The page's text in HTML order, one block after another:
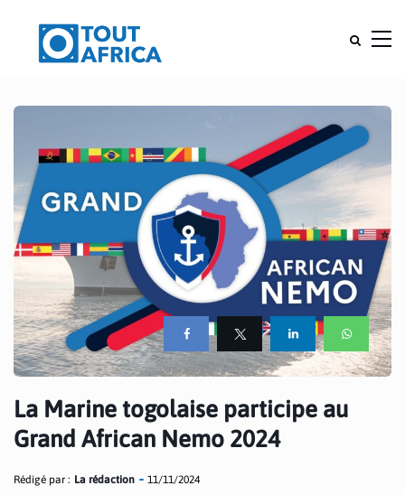
La Marine togolaise participe au
Grand African Nemo 2024
Rédigé par : La rédaction 11/11/2024